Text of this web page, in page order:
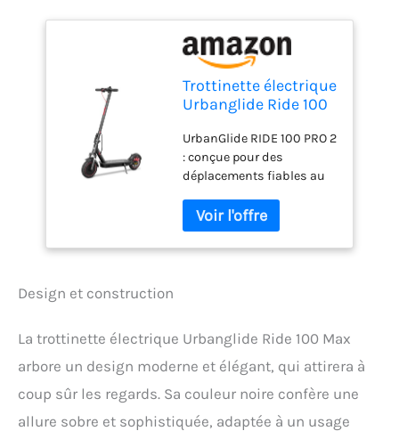
Trottinette électrique
Urbanglide Ride 100
Noir
UrbanGlide RIDE 100 PRO 2
: conçue pour des
déplacements fiables au
pour des relances
dynamiques en ville
Pneus 10" : confort et
facile à transporter
Design et construction
La trottinette électrique Urbanglide Ride 100 Max
arbore un design moderne et élégant, qui attirera à
coup sûr les regards. Sa couleur noire confère une
allure sobre et sophistiquée, adaptée à un usage